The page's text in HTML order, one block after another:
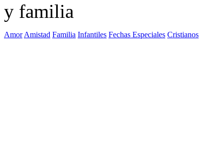
y familia
Amor Amistad Familia Infantiles Fechas Especiales Cristianos